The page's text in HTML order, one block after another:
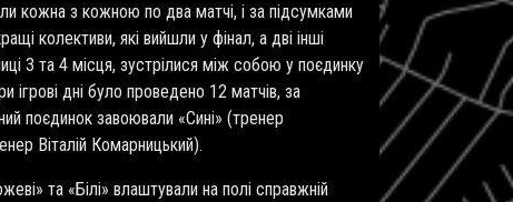
кожна з кожною по два матчі, і за підсумками
колективи, які вийшли у фінал, а дві інші
3 та 4 місця, зустрілися між собою у поєдинку
ігрові дні було проведено 12 матчів, за
поєдинок завоювали «Сині» (тренер
Віталій Комарницький).
та «Білі» влаштували на полі справжній